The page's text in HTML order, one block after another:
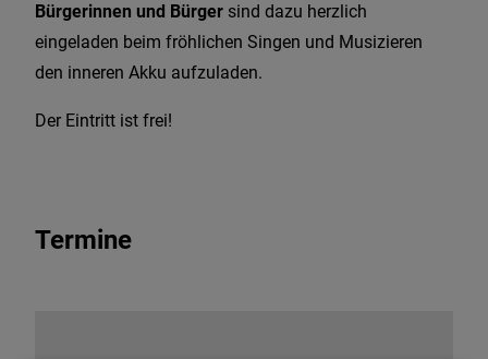
Bürgerinnen und Bürger sind dazu herzlich
eingeladen beim fröhlichen Singen und Musizieren
den inneren Akku aufzuladen.
Der Eintritt ist frei!
Termine